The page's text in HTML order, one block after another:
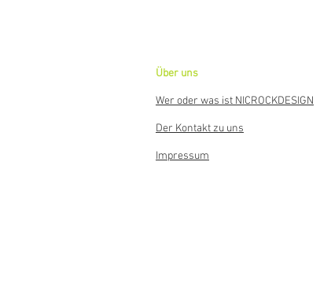
Über uns
Wer oder was ist NICROCKDESIGN
Der Kontakt zu uns
Impressum